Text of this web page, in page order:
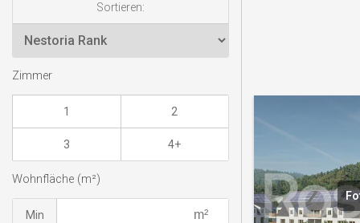
Sortieren:
Zimmer
1 2
3 4+
Wohnfläche (m²)
Min